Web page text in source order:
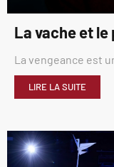
La vache et
La vengeance est
LIRE LA SUITE